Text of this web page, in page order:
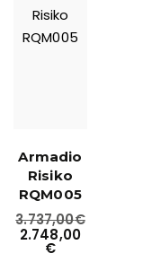
Armadio
Risiko
RQM005
3.737,00€
2.748,00
€